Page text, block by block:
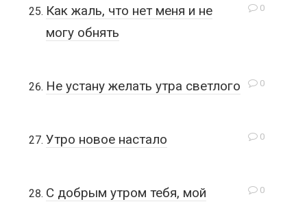
0
Как жаль, что нет меня и не
могу обнять
0
Не устану желать утра светлого
0
Утро новое настало
0
С добрым утром тебя, мой